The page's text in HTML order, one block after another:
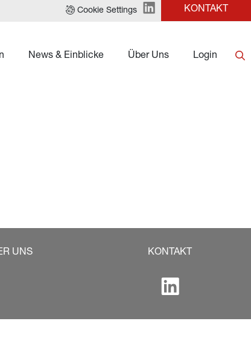
Cookie Settings KONTAKT
News & Einblicke Über Uns Login
UNS KONTAKT